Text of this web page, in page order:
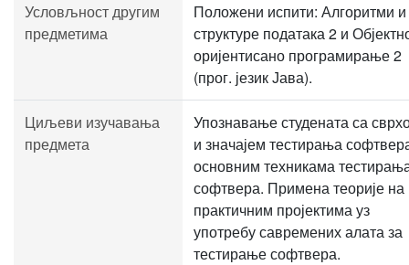
Условљност другим
предметима
Положени испити: Алгоритми и
структуре података 2 и
оријентисано програмирање 2
(прог. језик Јава).
Циљеви изучавања
предмета
Упознавање студената са
и значајем тестирања
основним техникама
софтвера. Примена теорије на
практичним пројектима уз
употребу савремених алата за
тестирање софтвера.